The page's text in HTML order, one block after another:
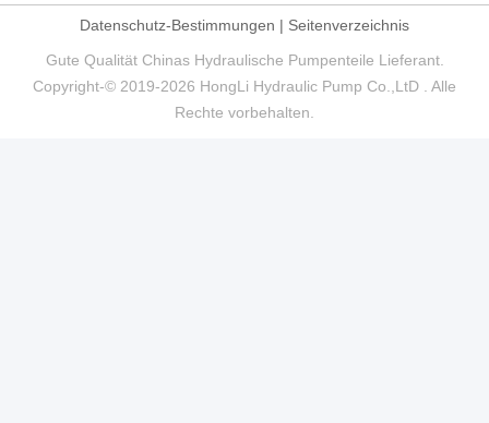
Datenschutz-Bestimmungen | Seitenverzeichnis
Gute Qualität Chinas Hydraulische Pumpenteile Lieferant.
Copyright-© 2019-2026 HongLi Hydraulic Pump Co.,LtD . Alle
Rechte vorbehalten.